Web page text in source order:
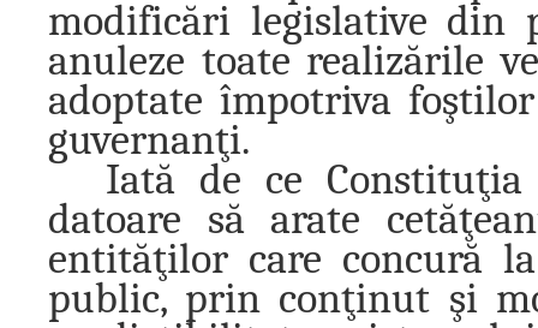
modificări legislative din
anuleze toate realizările
adoptate împotriva
guvernanţi.
Iată de ce
datoare să arate
entităţilor care concură
public, prin conţinut şi